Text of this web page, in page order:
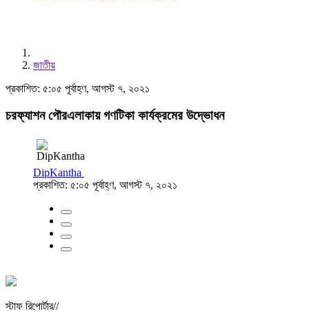
জাতীয়
প্রকাশিত: ৫:০৫ পূর্বাহ্ণ, আগস্ট ৭, ২০২১
চরফ্যাশন পৌরএলাকায় গণটিকা কার্যক্রমের উদ্ভোধন
DipKantha
প্রকাশিত: ৫:০৫ পূর্বাহ্ণ, আগস্ট ৭, ২০২১
স্টাফ রিপোর্টার//